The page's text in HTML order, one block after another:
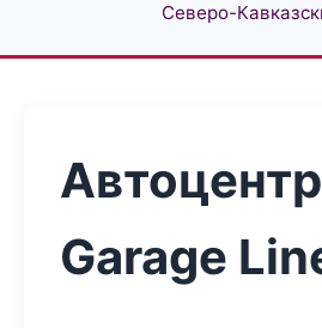
Северо-
Автоцентр
Garage